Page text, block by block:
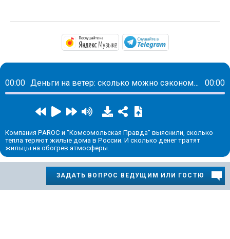
https://music.yandex.ru/
00:00 Деньги на ветер: сколько можно сэкономить на грамотной теплоизоляции многоквартирного дома 00:00
Компания PAROC и "Комсомольская Правда" выяснили, сколько
тепла теряют жилые дома в России. И сколько денег тратят
жильцы на обогрев атмосферы.
ЗАДАТЬ ВОПРОС ВЕДУЩИМ ИЛИ ГОСТЮ